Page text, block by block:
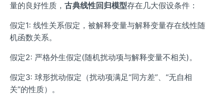
量的良好性质， 古典线性回归模型存在几大假设条件：
假定1: 线性关系假定，被解释变量与解释变量存在线性随
机函数关系。
假定2: 严格外生假定(随机扰动项与解释变量不相关)。
假定3: 球形扰动假定（扰动项满足“同方差”、“无自相
关”的性质）。